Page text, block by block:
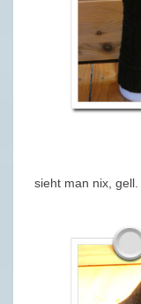
sieht man nix,